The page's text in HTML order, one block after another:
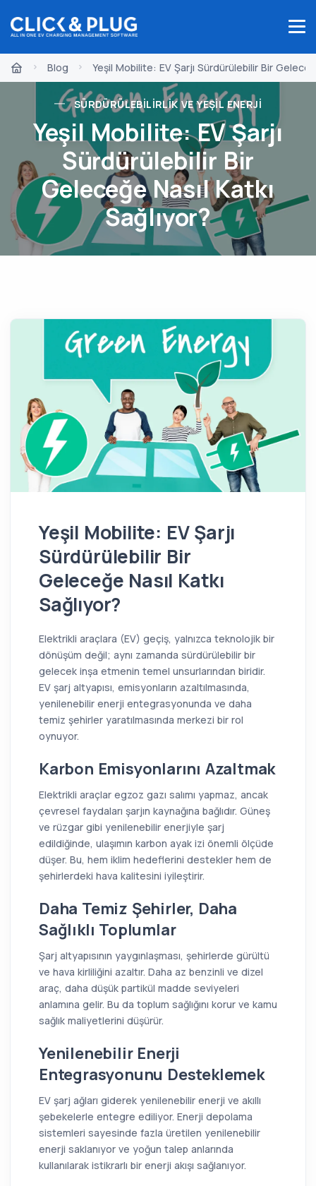
Blog Yeşil Mobilite: EV Şarjı Sürdürülebilir Bir
SÜRDÜRÜLEBILIRLIK VE YEŞIL ENERJI
Yeşil Mobilite: EV Şarjı
Sürdürülebilir Bir
Geleceğe Nasıl Katkı
Sağlıyor?
Yeşil Mobilite: EV Şarjı
Sürdürülebilir Bir
Geleceğe Nasıl Katkı
Sağlıyor?
Elektrikli araçlara (EV) geçiş, yalnızca teknolojik bir
dönüşüm değil; aynı zamanda sürdürülebilir bir
gelecek inşa etmenin temel unsurlarından biridir.
EV şarj altyapısı, emisyonların azaltılmasında,
yenilenebilir enerji entegrasyonunda ve daha
temiz şehirler yaratılmasında merkezi bir rol
oynuyor.
Karbon Emisyonlarını Azaltmak
Elektrikli araçlar egzoz gazı salımı yapmaz, ancak
çevresel faydaları şarjın kaynağına bağlıdır. Güneş
ve rüzgar gibi yenilenebilir enerjiyle şarj
edildiğinde, ulaşımın karbon ayak izi önemli ölçüde
düşer. Bu, hem iklim hedeflerini destekler hem de
şehirlerdeki hava kalitesini iyileştirir.
Daha Temiz Şehirler, Daha
Sağlıklı Toplumlar
Şarj altyapısının yaygınlaşması, şehirlerde gürültü
ve hava kirliliğini azaltır. Daha az benzinli ve dizel
araç, daha düşük partikül madde seviyeleri
anlamına gelir. Bu da toplum sağlığını korur ve kamu
sağlık maliyetlerini düşürür.
Yenilenebilir Enerji
Entegrasyonunu Desteklemek
EV şarj ağları giderek yenilenebilir enerji ve akıllı
şebekelerle entegre ediliyor. Enerji depolama
sistemleri sayesinde fazla üretilen yenilenebilir
enerji saklanıyor ve yoğun talep anlarında
kullanılarak istikrarlı bir enerji akışı sağlanıyor.